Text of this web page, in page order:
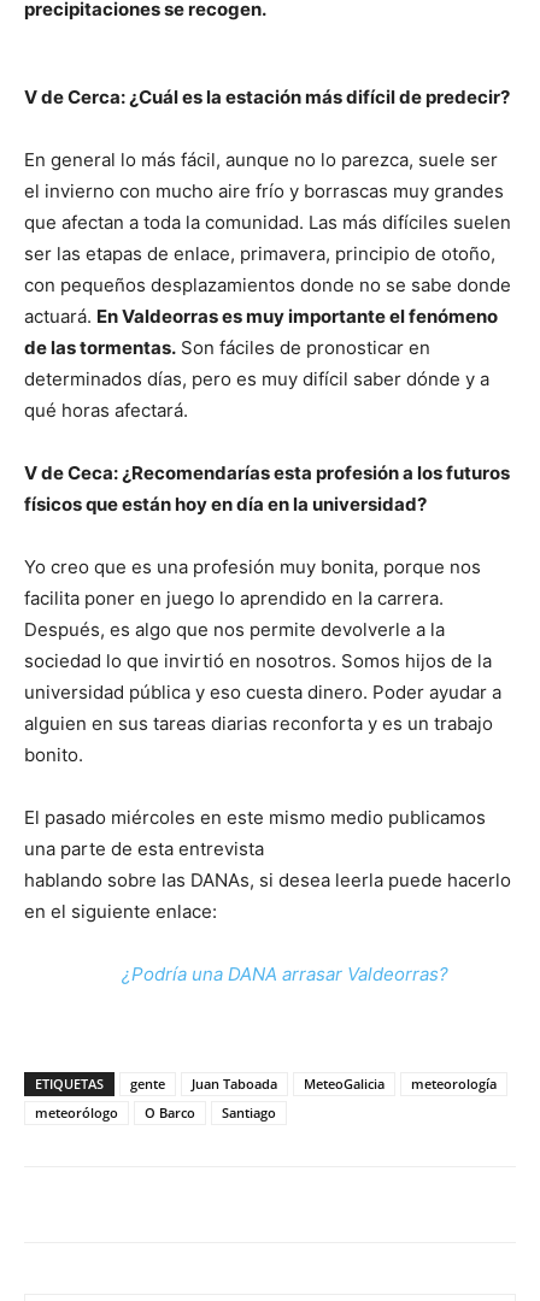
precipitaciones se recogen.
V de Cerca: ¿Cuál es la estación más difícil de predecir?
En general lo más fácil, aunque no lo parezca, suele ser
el invierno con mucho aire frío y borrascas muy grandes
que afectan a toda la comunidad. Las más difíciles suelen
ser las etapas de enlace, primavera, principio de otoño,
con pequeños desplazamientos donde no se sabe donde
actuará. En Valdeorras es muy importante el fenómeno
de las tormentas. Son fáciles de pronosticar en
determinados días, pero es muy difícil saber dónde y a
qué horas afectará.
V de Ceca: ¿Recomendarías esta profesión a los futuros
físicos que están hoy en día en la universidad?
Yo creo que es una profesión muy bonita, porque nos
facilita poner en juego lo aprendido en la carrera.
Después, es algo que nos permite devolverle a la
sociedad lo que invirtió en nosotros. Somos hijos de la
universidad pública y eso cuesta dinero. Poder ayudar a
alguien en sus tareas diarias reconforta y es un trabajo
bonito.
El pasado miércoles en este mismo medio publicamos
una parte de esta entrevista
hablando sobre las DANAs, si desea leerla puede hacerlo
en el siguiente enlace:
¿Podría una DANA arrasar Valdeorras?
ETIQUETAS gente Juan Taboada MeteoGalicia
meteorología
meteorólogo
O Barco Santiago